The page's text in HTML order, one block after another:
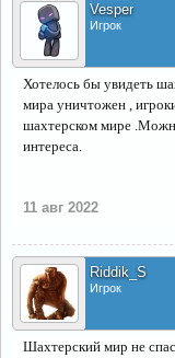
Vesper
Игрок
Хотелось бы увидеть
мира уничтожен ,
шахтерском мире
интереса.
11 авг 2022
Riddik_S
Игрок
Шахтерский мир не